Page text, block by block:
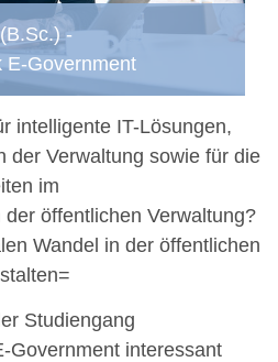
-
E-Government
intelligente IT-Lösungen,
der Verwaltung sowie für die
im
öffentlichen Verwaltung?
Wandel in der öffentlichen
Studiengang
Government interessant